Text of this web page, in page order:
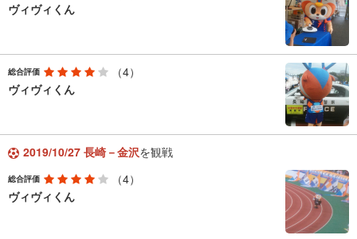
ヴィヴィくん
総合評価
（4）
ヴィヴィくん
2019/10/27 長崎－金沢を観戦
総合評価
（4）
ヴィヴィくん